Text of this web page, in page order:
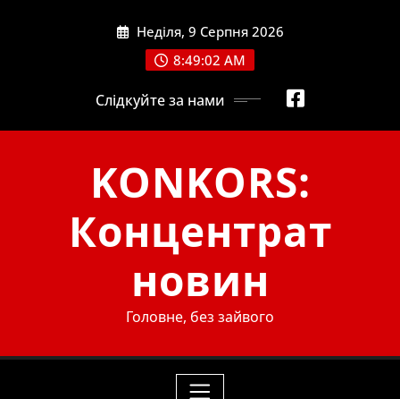
Неділя, 9 Серпня 2026
8:49:04 AM
Слідкуйте за нами
KONKORS:
Концентрат
новин
Головне, без зайвого